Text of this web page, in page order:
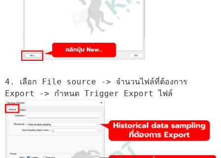
4. เลือก File source -> จำนวนไฟล์ที่ต้องการ
Export -> กำหนด Trigger Export ไฟล์